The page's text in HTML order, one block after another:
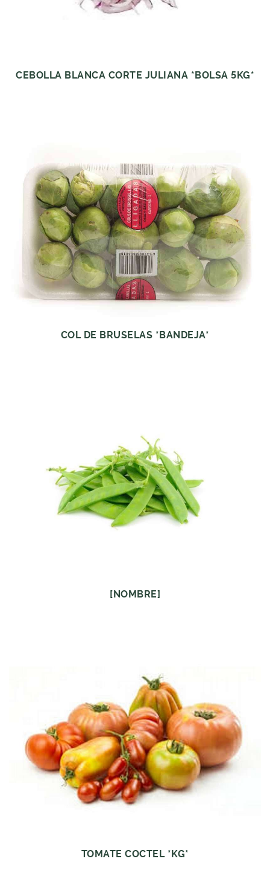
CEBOLLA BLANCA CORTE JULIANA *BOLSA 5KG*
COL DE BRUSELAS *BANDEJA*
[NOMBRE]
TOMATE COCTEL *KG*